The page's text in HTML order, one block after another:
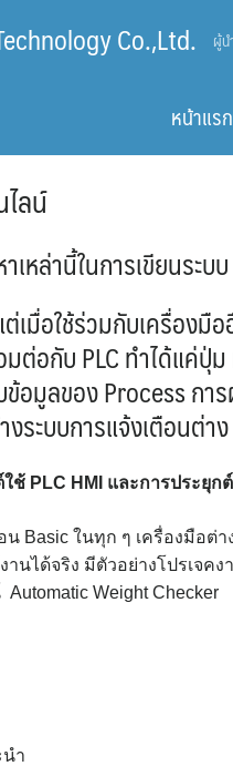
Co.,Ltd. ผู้
หน้าแรก
ลน์
หล่านี้ในการเขียนระบ
ต่เมื่อใช้ร่วมกับเครื่อง
มต่อกับ PLC ทำได้แค่
ข้อมูลของ Process กา
งระบบการแจ้งเตือน
ช้ PLC HMI และการประยุ
Basic ในทุก ๆ เครื่องมือต่
นได้จริง มีตัวอย่างโปรเจคง
Weight Checker
นำ